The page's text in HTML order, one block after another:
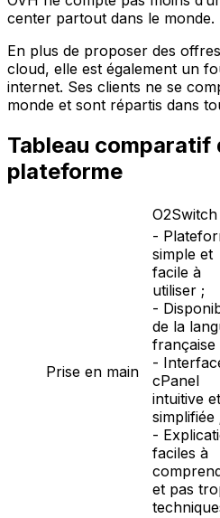
center partout dans le monde.
En plus de proposer des
cloud, elle est également un
internet. Ses clients ne se
monde et sont répartis dans
Tableau comparatif
plateforme
O2Switch
Prise en main
-
simple et
facile à
utiliser ;
-
de la
française
-
cPanel
intuitive et
simplifiée
-
faciles à
et pas